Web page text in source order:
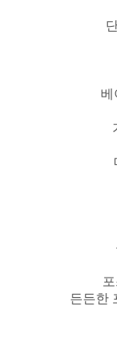
베
든든한